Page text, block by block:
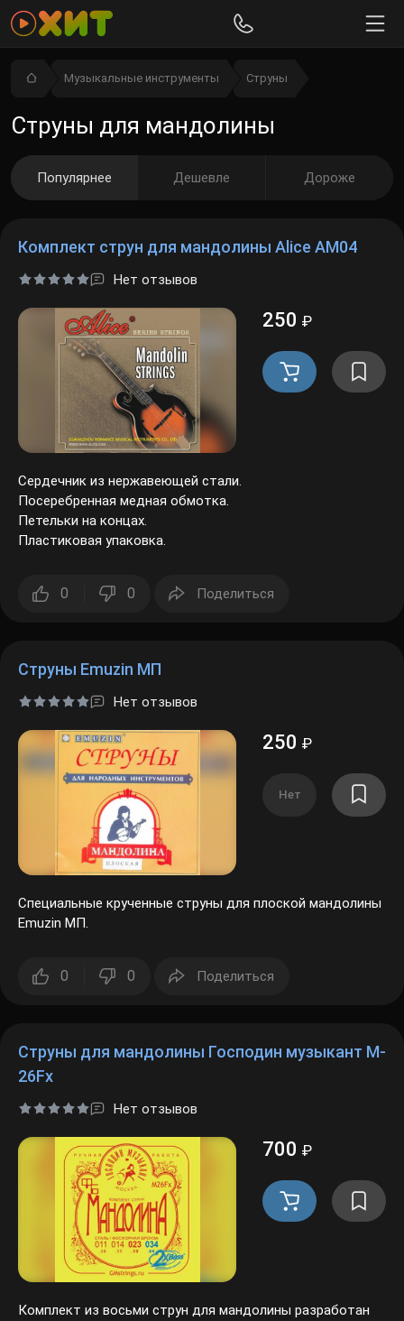
Музыкальные инструменты Струны
Струны для мандолины
Популярнее Дешевле Дороже
Комплект струн для мандолины Alice AM04
Нет отзывов
250 ₽
Сердечник из нержавеющей стали.
Посеребренная медная обмотка.
Петельки на концах.
Пластиковая упаковка.
0 0 Поделиться
Струны Emuzin МП
Нет отзывов
250 ₽
Нет
Специальные крученные струны для плоской мандолины
Emuzin МП.
0 0 Поделиться
Струны для мандолины Господин музыкант M-
26Fx
Нет отзывов
700 ₽
Комплект из восьми струн для мандолины разработан